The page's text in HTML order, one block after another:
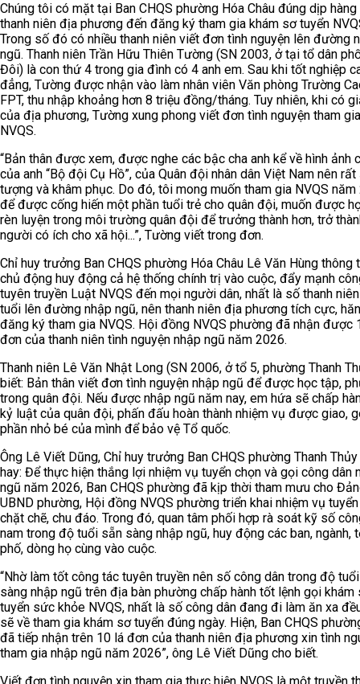
Chúng tôi có mặt tại Ban CHQS phường Hóa Châu đúng dịp
thanh niên địa phương đến đăng ký tham gia khám sơ tuyển
Trong số đó có nhiều thanh niên viết đơn tình nguyện lên đường
ngũ. Thanh niên Trần Hữu Thiên Tường (SN 2003, ở tại tổ dân
Đôi) là con thứ 4 trong gia đình có 4 anh em. Sau khi tốt nghiệp
đẳng, Tường được nhận vào làm nhân viên Văn phòng Trường
FPT, thu nhập khoảng hơn 8 triệu đồng/tháng. Tuy nhiên, khi có
của địa phương, Tường xung phong viết đơn tình nguyện tham gia
NVQS.
“Bản thân được xem, được nghe các bậc cha anh kể về hình ảnh
của anh “Bộ đội Cụ Hồ”, của Quân đội nhân dân Việt Nam nên rất
tượng và khâm phục. Do đó, tôi mong muốn tham gia NVQS
để được cống hiến một phần tuổi trẻ cho quân đội, muốn được
rèn luyện trong môi trường quân đội để trưởng thành hơn, trở
người có ích cho xã hội...”, Tường viết trong đơn.
Chỉ huy trưởng Ban CHQS phường Hóa Châu Lê Văn Hùng thông
chủ động huy động cả hệ thống chính trị vào cuộc, đẩy mạnh
tuyên truyền Luật NVQS đến mọi người dân, nhất là số thanh
tuổi lên đường nhập ngũ, nên thanh niên địa phương tích cực,
đăng ký tham gia NVQS. Hội đồng NVQS phường đã nhận được
đơn của thanh niên tình nguyện nhập ngũ năm 2026.
Thanh niên Lê Văn Nhật Long (SN 2006, ở tổ 5, phường Thanh
biết: Bản thân viết đơn tình nguyện nhập ngũ để được học tập,
trong quân đội. Nếu được nhập ngũ năm nay, em hứa sẽ chấp
kỷ luật của quân đội, phấn đấu hoàn thành nhiệm vụ được giao,
phần nhỏ bé của mình để bảo vệ Tổ quốc.
Ông Lê Viết Dũng, Chỉ huy trưởng Ban CHQS phường Thanh
hay: Để thực hiện thắng lợi nhiệm vụ tuyển chọn và gọi công dân
ngũ năm 2026, Ban CHQS phường đã kịp thời tham mưu cho
UBND phường, Hội đồng NVQS phường triển khai nhiệm vụ
chặt chẽ, chu đáo. Trong đó, quan tâm phối hợp rà soát kỹ số
nam trong độ tuổi sẵn sàng nhập ngũ, huy động các ban, ngành,
phố, dòng họ cùng vào cuộc.
“Nhờ làm tốt công tác tuyên truyền nên số công dân trong độ
sàng nhập ngũ trên địa bàn phường chấp hành tốt lệnh gọi khám
tuyển sức khỏe NVQS, nhất là số công dân đang đi làm ăn xa
sẽ về tham gia khám sơ tuyển đúng ngày. Hiện, Ban CHQS
đã tiếp nhận trên 10 lá đơn của thanh niên địa phương xin tình
tham gia nhập ngũ năm 2026”, ông Lê Viết Dũng cho biết.